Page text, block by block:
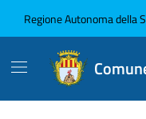
Regione Autonoma della